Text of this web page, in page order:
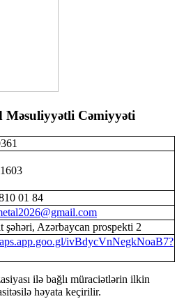
Cəmiyyəti
01 84
şəhəri, Azərbaycan prospekti 2
ivBdycVnNegkNoaB7?
ilə bağlı müraciətlərin ilkin
həyata keçirilir.